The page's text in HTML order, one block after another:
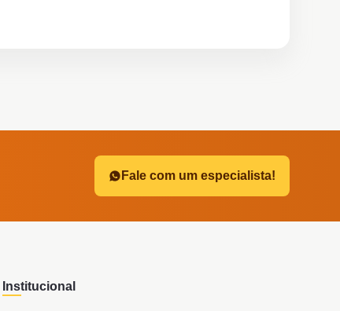
Fale com um especialista!
Institucional